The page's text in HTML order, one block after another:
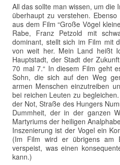
All das sollte man wissen, um die
überhaupt zu verstehen.
aus dem Film “Große Vögel
Rabe, Franz Petzold mit
dominant, stellt sich im Film mit
von weit her. Mein Land heißt
Hauptstadt, der Stadt der
70 mal 7.“ In diesem Film geht
Sohn, die sich auf den Weg
armen Menschen einzutreiben
bei reichen Leuten zu
der Not, Straße des Hungers
Dummheit, der in der ganzen
Martyriums der heiligen
Inszenierung ist der Vogel ein
(Im Film wird er übrigens am
verspeist, was einen
kann.)